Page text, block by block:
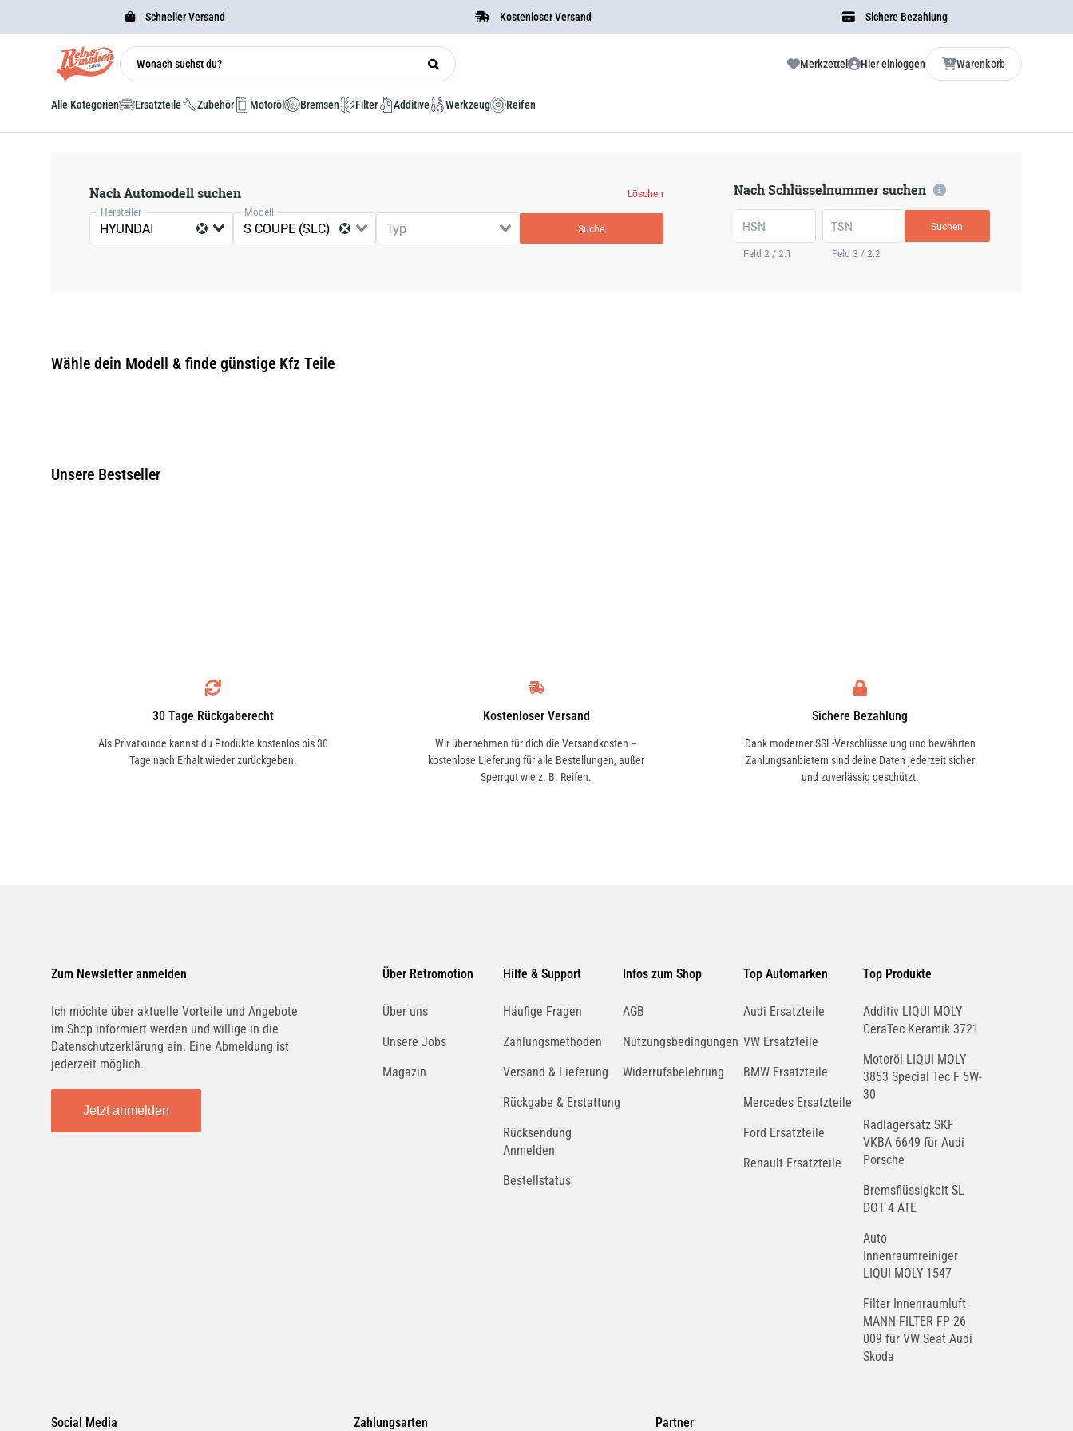
Schneller Versand Kostenloser Versand Sichere Bezahlung
Merkzettel Hier einloggen Warenkorb
Alle Kategorien Ersatzteile Zubehör Motoröl Bremsen Filter Additive Werkzeug Reifen
Nach Automodell suchen
Löschen
Hersteller
HYUNDAI
Modell
S COUPE (SLC) Typ Suche
Nach Schlüsselnummer suchen
HSN
Feld 2 / 2.1
TSN
Feld 3 / 2.2
Suchen
Wähle dein Modell & finde günstige Kfz Teile
Unsere Bestseller
30 Tage Rückgaberecht
Als Privatkunde kannst du Produkte kostenlos bis 30
Tage nach Erhalt wieder zurückgeben.
Kostenloser Versand
Wir übernehmen für dich die Versandkosten –
kostenlose Lieferung für alle Bestellungen, außer
Sperrgut wie z. B. Reifen.
Sichere Bezahlung
Dank moderner SSL-Verschlüsselung und bewährten
Zahlungsanbietern sind deine Daten jederzeit sicher
und zuverlässig geschützt.
Zum Newsletter anmelden
Ich möchte über aktuelle Vorteile und Angebote
im Shop informiert werden und willige in die
Datenschutzerklärung ein. Eine Abmeldung ist
jederzeit möglich.
Jetzt anmelden
Über Retromotion
Über uns
Unsere Jobs
Magazin
Hilfe & Support
Häufige Fragen
Zahlungsmethoden
Versand & Lieferung
Rückgabe & Erstattung
Rücksendung
Anmelden
Bestellstatus
Infos zum Shop
AGB
Nutzungsbedingungen
Widerrufsbelehrung
Top Automarken
Audi Ersatzteile
VW Ersatzteile
BMW Ersatzteile
Mercedes Ersatzteile
Ford Ersatzteile
Renault Ersatzteile
Top Produkte
Additiv LIQUI MOLY
CeraTec Keramik 3721
Motoröl LIQUI MOLY
3853 Special Tec F 5W-
30
Radlagersatz SKF
VKBA 6649 für Audi
Porsche
Bremsflüssigkeit SL
DOT 4 ATE
Auto
Innenraumreiniger
LIQUI MOLY 1547
Filter Innenraumluft
MANN-FILTER FP 26
009 für VW Seat Audi
Skoda
Social Media Zahlungsarten Partner